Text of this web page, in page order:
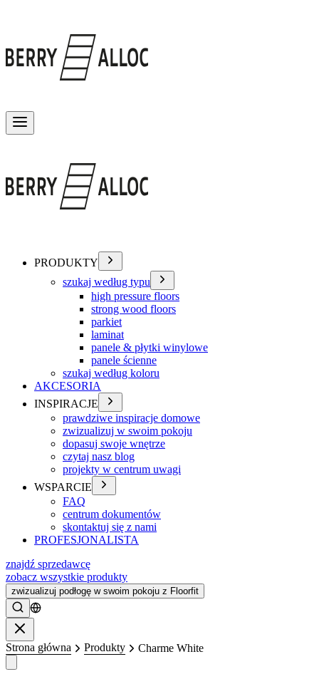
PRODUKTY
szukaj według typu
high pressure floors
strong wood floors
parkiet
laminat
panele & płytki winylowe
panele ścienne
szukaj według koloru
AKCESORIA
INSPIRACJE
prawdziwe inspiracje domowe
zwizualizuj w swoim pokoju
dopasuj swoje wnętrze
czytaj nasz blog
projekty w centrum uwagi
WSPARCIE
FAQ
centrum dokumentów
skontaktuj się z nami
PROFESJONALISTA
znajdź sprzedawcę
zobacz wszystkie produkty
zwizualizuj podłogę w swoim pokoju z Floorfit
Szukać
Strona główna Produkty Charme White